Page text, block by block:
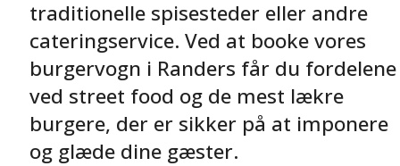
traditionelle spisesteder eller andre
cateringservice. Ved at booke vores
burgervogn i Randers får du fordelene
ved street food og de mest lækre
burgere, der er sikker på at imponere
og glæde dine gæster.